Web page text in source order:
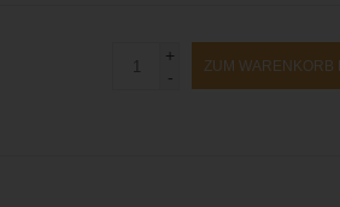
+
-
ZUM WARENKORB